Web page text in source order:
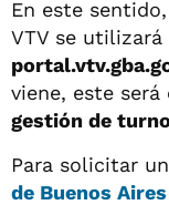
En este
VTV se
viene, este será
gestión de
Para solicitar un
de Buenos Aires